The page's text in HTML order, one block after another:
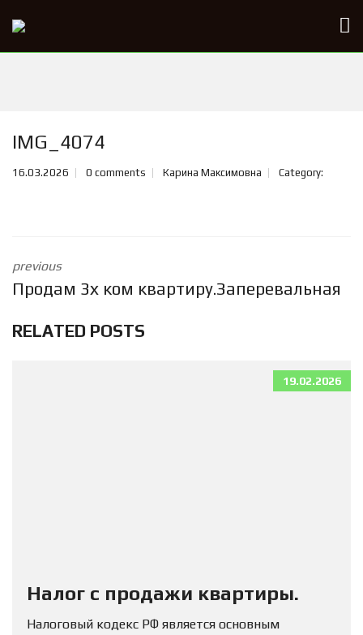
IMG_4074
16.03.2026 0 comments Карина Максимовна Category:
previous
Продам 3х ком квартиру.Заперевальная
RELATED POSTS
19.02.2026
Налог с продажи квартиры.
Налоговый кодекс РФ является основным